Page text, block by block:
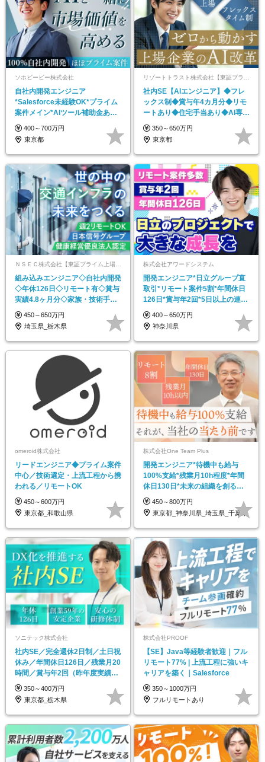
ソホビービー株式会社
自社内開発エンジニア
*Salesforce未経験OK*プライム
案件メイン*AIツール補助金あり*
平均昇給率6％
400～700万円
東京都
リゾートトラスト株式会社【東証プライム上場】
社内SE【AIエンジニア】◆フレ
ックス制◆賞与年4カ月分◆リモ
ートあり◆住宅手当あり◆AI専門
部署
350～650万円
東京都
ＮＳＥＣ株式会社【東証プライム上場の日本信号グループ】
組み込みエンジニア◇自社内開発
◇年休126日◇リモート有◇賞与
実績4.8ヶ月分◇家族・技術手当
有◇プライム上場
450～650万円
埼玉県_栃木県
株式会社アワードシステム
開発エンジニア*日立グループ直
取引*リモート案件5割*年間休日
126日*賞与年2回*5日以上の連休
あり
400～650万円
神奈川県
omeroid株式会社
リードエンジニア◆プライム案件
中心／技術選定・上流工程から携
われる／リモートOK
450～600万円
東京都_和歌山県
株式会社One Team Plus
開発エンジニア*待機中も給与
100%支給*残業月10h程度*年間
休日130日*未来の組織を創るコ
アメンバー募集
450～800万円
東京都_神奈川県_埼玉県_千葉県
ソニテック株式会社
社内SE／完全週休2日制／土日祝
休み／年間休日126日／残業月20
時間／賞与年2回（昨年度実績3
ヶ月分）
350～400万円
東京都_栃木県
株式会社PROOF
【SE】Java等経験者歓迎｜フル
リモート77% | 上流工程に強いキ
ャリアを築く｜Salesforce
350～1000万円
フルリモートあり